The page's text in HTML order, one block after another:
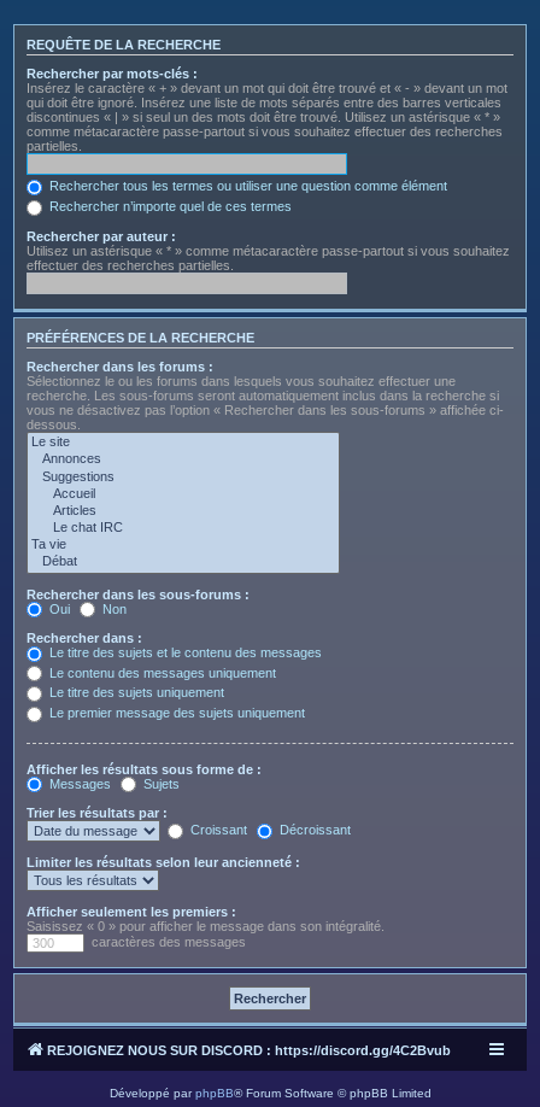
REQUÊTE DE LA RECHERCHE
Rechercher par mots-clés :
Insérez le caractère « + » devant un mot qui doit être trouvé et « - » devant un mot
qui doit être ignoré. Insérez une liste de mots séparés entre des barres verticales
discontinues « | » si seul un des mots doit être trouvé. Utilisez un astérisque « * »
comme métacaractère passe-partout si vous souhaitez effectuer des recherches
partielles.
Rechercher tous les termes ou utiliser une question comme élément
Rechercher n’importe quel de ces termes
Rechercher par auteur :
Utilisez un astérisque « * » comme métacaractère passe-partout si vous souhaitez
effectuer des recherches partielles.
PRÉFÉRENCES DE LA RECHERCHE
Rechercher dans les forums :
Sélectionnez le ou les forums dans lesquels vous souhaitez effectuer une
recherche. Les sous-forums seront automatiquement inclus dans la recherche si
vous ne désactivez pas l’option « Rechercher dans les sous-forums » affichée ci-
dessous.
Rechercher dans les sous-forums :
Oui
Non
Rechercher dans :
Le titre des sujets et le contenu des messages
Le contenu des messages uniquement
Le titre des sujets uniquement
Le premier message des sujets uniquement
Afficher les résultats sous forme de :
Messages
Sujets
Trier les résultats par :
Croissant
Décroissant
Limiter les résultats selon leur ancienneté :
Afficher seulement les premiers :
Saisissez « 0 » pour afficher le message dans son intégralité.
caractères des messages
REJOIGNEZ NOUS SUR DISCORD : https://discord.gg/4C2Bvub
Développé parphpBB® Forum Software © phpBB Limited